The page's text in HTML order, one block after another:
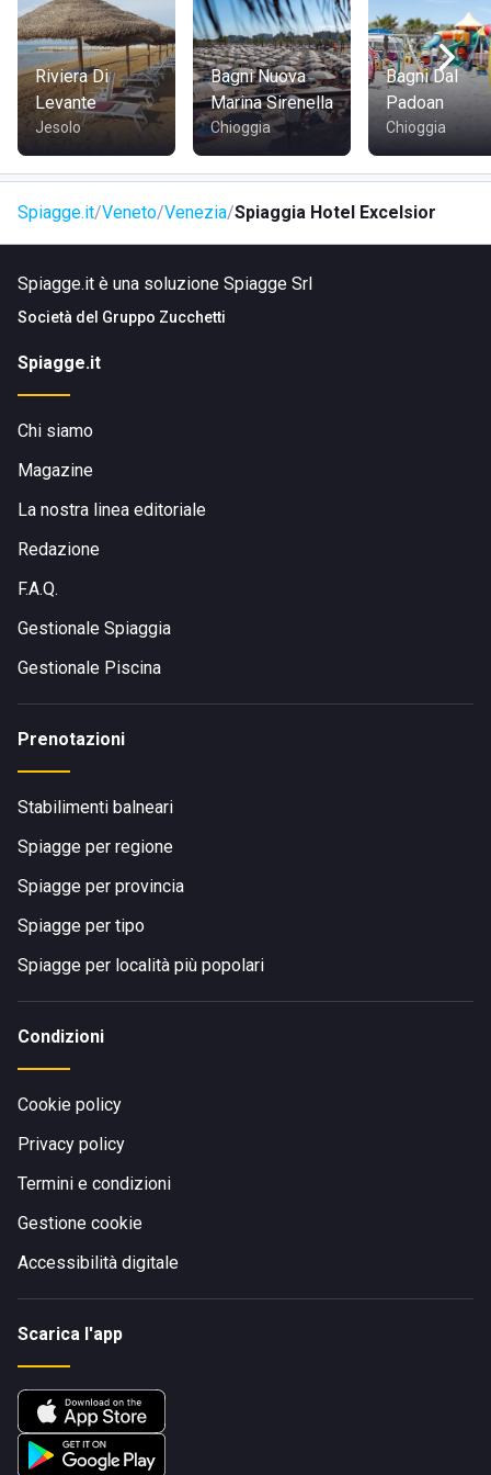
Riviera Di
Levante
Jesolo
Bagni Nuova
Marina Sirenella
Chioggia
Bagni Dal
Padoan
Chioggia
Spiagge.it Veneto Venezia Spiaggia Hotel Excelsior
Spiagge.it è una soluzione Spiagge Srl
Società del Gruppo Zucchetti
Spiagge.it
Chi siamo
Magazine
La nostra linea editoriale
Redazione
F.A.Q.
Gestionale Spiaggia
Gestionale Piscina
Prenotazioni
Stabilimenti balneari
Spiagge per regione
Spiagge per provincia
Spiagge per tipo
Spiagge per località più popolari
Condizioni
Cookie policy
Privacy policy
Termini e condizioni
Gestione cookie
Accessibilità digitale
Scarica l'app